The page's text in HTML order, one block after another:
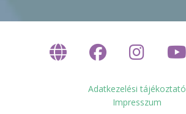
Adatkezelési tájékoztató
Impresszum